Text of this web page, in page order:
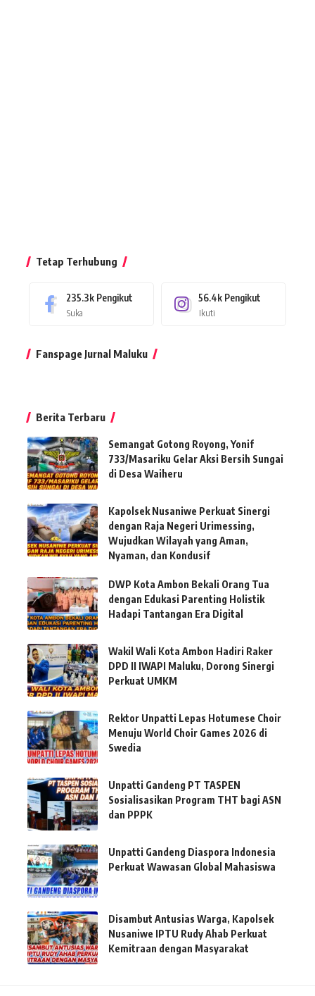
Tetap Terhubung
235.3k Pengikut
Suka
56.4k Pengikut
Ikuti
Fanspage Jurnal Maluku
Berita Terbaru
Semangat Gotong Royong, Yonif
733/Masariku Gelar Aksi Bersih Sungai
di Desa Waiheru
Kapolsek Nusaniwe Perkuat Sinergi
dengan Raja Negeri Urimessing,
Wujudkan Wilayah yang Aman,
Nyaman, dan Kondusif
DWP Kota Ambon Bekali Orang Tua
dengan Edukasi Parenting Holistik
Hadapi Tantangan Era Digital
Wakil Wali Kota Ambon Hadiri Raker
DPD II IWAPI Maluku, Dorong Sinergi
Perkuat UMKM
Rektor Unpatti Lepas Hotumese Choir
Menuju World Choir Games 2026 di
Swedia
Unpatti Gandeng PT TASPEN
Sosialisasikan Program THT bagi ASN
dan PPPK
Unpatti Gandeng Diaspora Indonesia
Perkuat Wawasan Global Mahasiswa
Disambut Antusias Warga, Kapolsek
Nusaniwe IPTU Rudy Ahab Perkuat
Kemitraan dengan Masyarakat